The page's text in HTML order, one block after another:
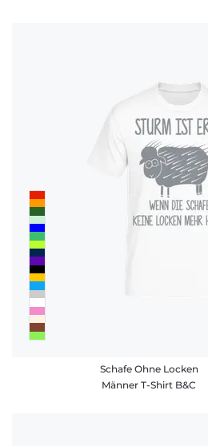
Schafe Ohne Locken
Männer T-Shirt B&C